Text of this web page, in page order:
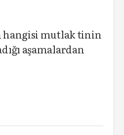
hangisi mutlak tinin
aşamalardan